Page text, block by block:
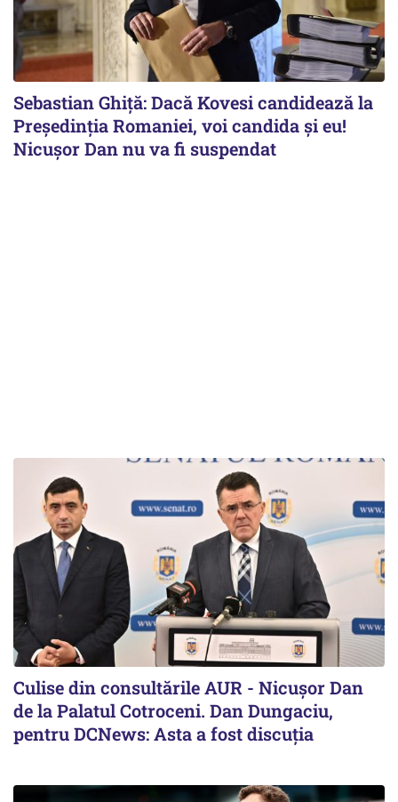
Sebastian Ghiță: Dacă Kovesi candidează la
Președinția Romaniei, voi candida și eu!
Nicușor Dan nu va fi suspendat
Culise din consultările AUR - Nicușor Dan
de la Palatul Cotroceni. Dan Dungaciu,
pentru DCNews: Asta a fost discuția